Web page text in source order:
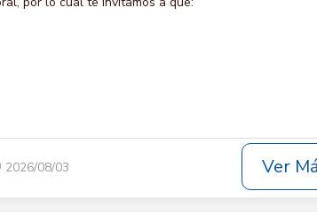
2026/08/03 Ver